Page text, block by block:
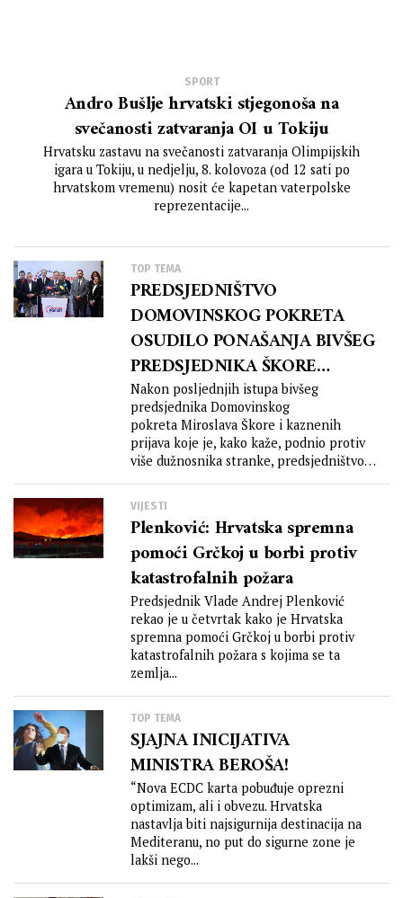
SPORT
Andro Bušlje hrvatski stjegonoša na
svečanosti zatvaranja OI u Tokiju
Hrvatsku zastavu na svečanosti zatvaranja Olimpijskih
igara u Tokiju, u nedjelju, 8. kolovoza (od 12 sati po
hrvatskom vremenu) nosit će kapetan vaterpolske
reprezentacije...
TOP TEMA
PREDSJEDNIŠTVO
DOMOVINSKOG POKRETA
OSUDILO PONAŠANJA BIVŠEG
PREDSJEDNIKA ŠKORE
NAKON ŠTO JE PODNIO
KAZNENE PRIJAVE PROTIV
STRANAČKIH KOLEGA?!
Nakon posljednjih istupa bivšeg
predsjednika Domovinskog
pokreta Miroslava Škore i kaznenih
prijava koje je, kako kaže, podnio protiv
više dužnosnika stranke, predsjedništvo
VIJESTI
Plenković: Hrvatska spremna
pomoći Grčkoj u borbi protiv
katastrofalnih požara
Predsjednik Vlade Andrej Plenković
rekao je u četvrtak kako je Hrvatska
spremna pomoći Grčkoj u borbi protiv
katastrofalnih požara s kojima se ta
zemlja...
TOP TEMA
SJAJNA INICIJATIVA
MINISTRA BEROŠA!
“Nova ECDC karta pobuđuje oprezni
optimizam, ali i obvezu. Hrvatska
nastavlja biti najsigurnija destinacija na
Mediteranu, no put do sigurne zone je
lakši nego...